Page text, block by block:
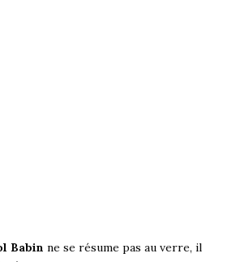
Babin ne se résume pas au verre, il